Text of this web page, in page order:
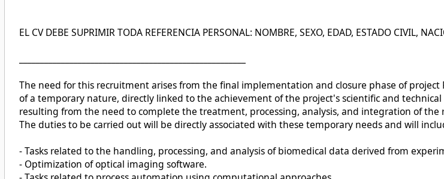
EL CV DEBE SUPRIMIR TODA REFERENCIA PERSONAL: NOMBRE, SEXO, EDAD, ESTADO CIVIL,
The need for this recruitment arises from the final implementation and closure phase of
of a temporary nature, directly linked to the achievement of the project's scientific and
resulting from the need to complete the treatment, processing, analysis, and integration of
The duties to be carried out will be directly associated with these temporary needs and will
- Tasks related to the handling, processing, and analysis of biomedical data derived from
- Optimization of optical imaging software.